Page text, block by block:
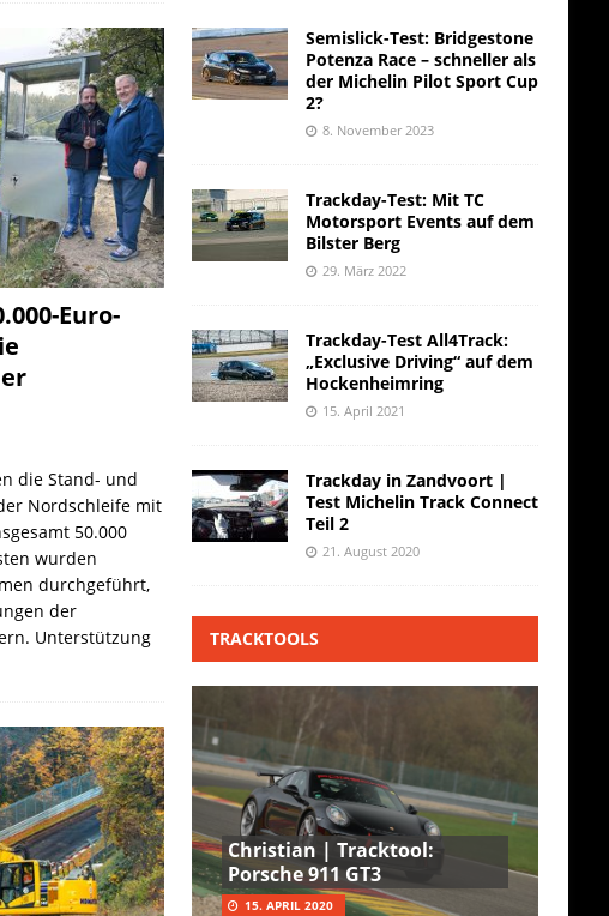
Euro-
die Stand- und
Nordschleife mit
50.000
wurden
durchgeführt,
der
Unterstützung
Semislick-Test: Bridgestone
Potenza Race – schneller als
der Michelin Pilot Sport Cup
2?
8. November 2023
Trackday-Test: Mit TC
Motorsport Events auf dem
Bilster Berg
29. März 2022
Trackday-Test All4Track:
„Exclusive Driving“ auf dem
Hockenheimring
15. April 2021
Trackday in Zandvoort |
Test Michelin Track Connect
Teil 2
21. August 2020
TRACKTOOLS
Christian | Tracktool:
Porsche 911 GT3
15. APRIL 2020